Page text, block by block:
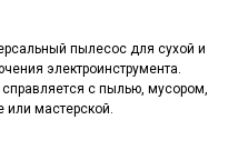
пылесос для сухой и
электроинструмента.
с пылью, мусором,
или мастерской.